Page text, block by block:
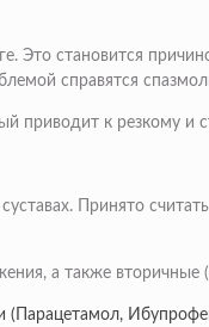
становится
справятся
приводит к резкому
Принято
а также
(Парацетамол,